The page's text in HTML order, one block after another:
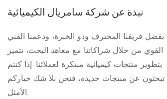
نبذة عن شركة سامريال الكيميائية
بفضل فريقنا المحترف وذو الخبرة، ودعمنا الفني
القوي من خلال شراكاتنا مع معاهد البحث، نتميز
بتطوير منتجات كيميائية مبتكرة لعملائنا. إذا كنتم
تبحثون عن منتجات جديدة، فنحن بلا شك خياركم
الأمثل.